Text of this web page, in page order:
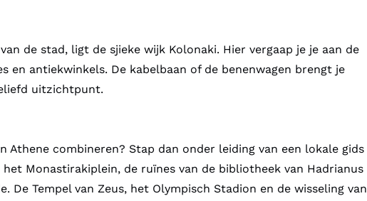
de stad, ligt de sjieke wijk Kolonaki. Hier vergaap je je aan de
en antiekwinkels. De kabelbaan of de benenwagen brengt je
uitzichtpunt.
combineren? Stap dan onder leiding van een lokale gids
Monastirakiplein, de ruïnes van de bibliotheek van Hadrianus
De Tempel van Zeus, het Olympisch Stadion en de wisseling van